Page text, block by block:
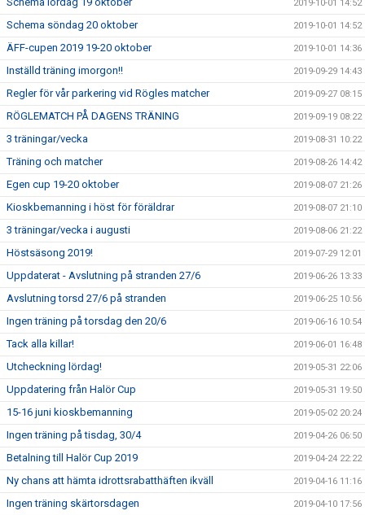
2019-10-01 14:52
Schema söndag 20 oktober 2019-10-01 14:52
ÄFF-cupen 2019 19-20 oktober 2019-10-01 14:36
Inställd träning imorgon!! 2019-09-29 14:43
Regler för vår parkering vid Rögles matcher 2019-09-27 08:15
RÖGLEMATCH PÅ DAGENS TRÄNING 2019-09-19 08:22
3 träningar/vecka 2019-08-31 10:22
Träning och matcher 2019-08-26 14:42
Egen cup 19-20 oktober 2019-08-07 21:26
Kioskbemanning i höst för föräldrar 2019-08-07 21:10
3 träningar/vecka i augusti 2019-08-06 21:22
Höstsäsong 2019! 2019-07-29 12:01
Uppdaterat - Avslutning på stranden 27/6 2019-06-26 13:33
Avslutning torsd 27/6 på stranden 2019-06-25 10:56
Ingen träning på torsdag den 20/6 2019-06-16 10:54
Tack alla killar! 2019-06-01 16:48
Utcheckning lördag! 2019-05-31 22:06
Uppdatering från Halör Cup 2019-05-31 19:50
15-16 juni kioskbemanning 2019-05-02 20:24
Ingen träning på tisdag, 30/4 2019-04-26 06:50
Betalning till Halör Cup 2019 2019-04-24 22:22
Ny chans att hämta idrottsrabatthäften ikväll 2019-04-16 11:16
Ingen träning skärtorsdagen 2019-04-10 17:56